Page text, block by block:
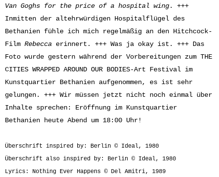
Van Goghs for the price of a hospital wing. +++
Inmitten der altehrwürdigen Hospitalflügel des
Bethanien fühle ich mich regelmäßig an den Hitchcock-
Film Rebecca erinnert. +++ Was ja okay ist. +++ Das
Foto wurde gestern während der Vorbereitungen zum THE
CITIES WRAPPED AROUND OUR BODIES-Art Festival im
Kunstquartier Bethanien aufgenommen, es ist sehr
gelungen. +++ Wir müssen jetzt nicht noch einmal über
Inhalte sprechen: Eröffnung im Kunstquartier
Bethanien heute Abend um 18:00 Uhr!
Überschrift inspired by: Berlin © Ideal, 1980
Überschrift also inspired by: Berlin © Ideal, 1980
Lyrics: Nothing Ever Happens © Del Amitri, 1989